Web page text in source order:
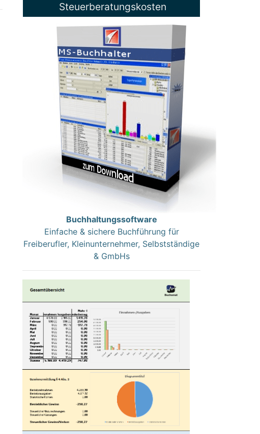
Steuerberatungskosten
Buchhaltungssoftware
Einfache & sichere Buchführung für
Freiberufler, Kleinunternehmer, Selbstständige
& GmbHs